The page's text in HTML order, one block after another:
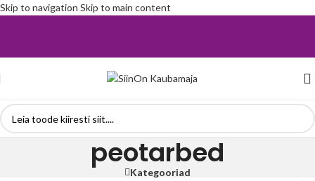
Skip to navigation Skip to main content
peotarbed
Kategooriad